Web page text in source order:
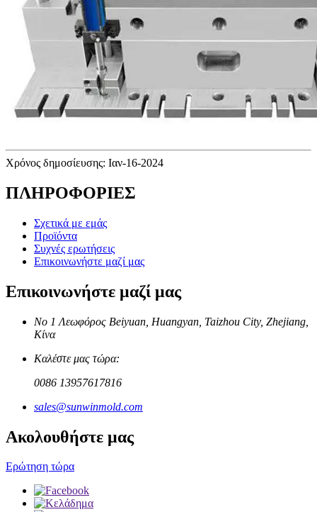
Χρόνος δημοσίευσης: Ιαν-16-2024
ΠΛΗΡΟΦΟΡΙΕΣ
Σχετικά με εμάς
Προϊόντα
Συχνές ερωτήσεις
Επικοινωνήστε μαζί μας
Επικοινωνήστε μαζί μας
Νο 1 Λεωφόρος Beiyuan, Huangyan, Taizhou City, Zhejiang,
Κίνα
Καλέστε μας τώρα:
0086 13957617816
sales@sunwinmold.com
Ακολουθήστε μας
Ερώτηση τώρα